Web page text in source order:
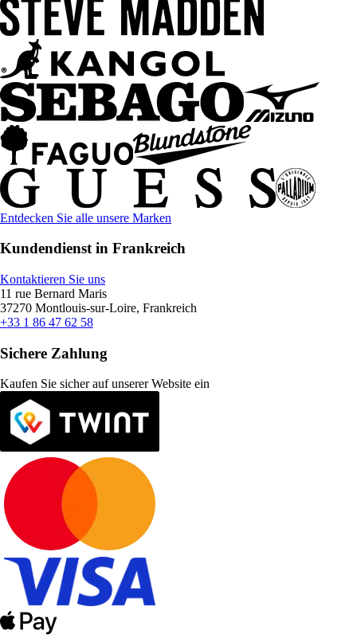
Entdecken Sie alle unsere Marken
Kundendienst in Frankreich
Kontaktieren Sie uns
11 rue Bernard Maris
37270 Montlouis-sur-Loire, Frankreich
+33 1 86 47 62 58
Sichere Zahlung
Kaufen Sie sicher auf unserer Website ein